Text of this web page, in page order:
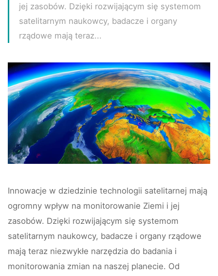
jej zasobów. Dzięki rozwijającym się systemom
satelitarnym naukowcy, badacze i organy
rządowe mają teraz...
Innowacje w dziedzinie technologii satelitarnej mają
ogromny wpływ na monitorowanie Ziemi i jej
zasobów. Dzięki rozwijającym się systemom
satelitarnym naukowcy, badacze i organy rządowe
mają teraz niezwykłe narzędzia do badania i
monitorowania zmian na naszej planecie. Od